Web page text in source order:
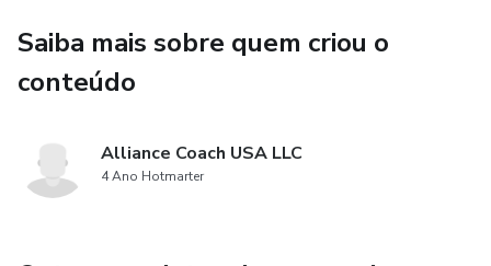
Saiba mais sobre quem criou o
conteúdo
Alliance Coach USA LLC
4 Ano Hotmarter